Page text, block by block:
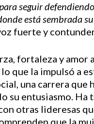
seguir
está sembrada
fuerte y
fortaleza y amor
que la impulsó a
una carrera que
su entusiasmo. Ha
otras lideresas
que la